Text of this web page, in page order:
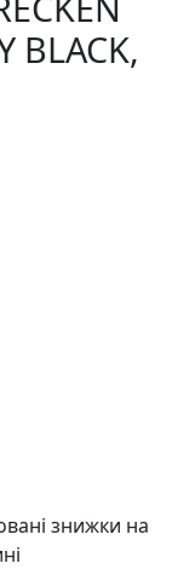
BLACK,
знижки на